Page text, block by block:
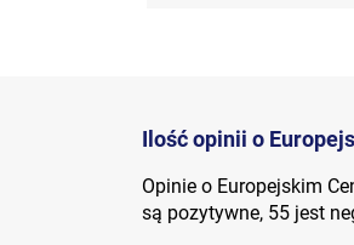
Ilość opinii o
Opinie o Europejskim
są pozytywne, 55 jest